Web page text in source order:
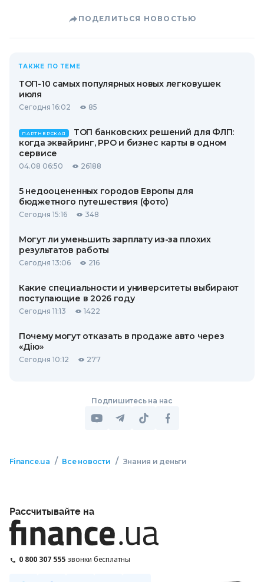
ПОДЕЛИТЬСЯ НОВОСТЬЮ
ТАКЖЕ ПО ТЕМЕ
ТОП-10 самых популярных новых легковушек
июля
Сегодня 16:02 85
ПАРТНЕРСКАЯ
ТОП банковских решений для ФЛП:
когда эквайринг, РРО и бизнес карты в одном
сервисе
04.08 06:50 26188
5 недооцененных городов Европы для
бюджетного путешествия (фото)
Сегодня 15:16 348
Могут ли уменьшить зарплату из-за плохих
результатов работы
Сегодня 13:06 216
Какие специальности и университеты выбирают
поступающие в 2026 году
Сегодня 11:13 1422
Почему могут отказать в продаже авто через
«Дію»
Сегодня 10:12 277
Подпишитесь на нас
Finance.ua / Все новости / Знания и деньги
Рассчитывайте на
0 800 307 555 звонки бесплатны